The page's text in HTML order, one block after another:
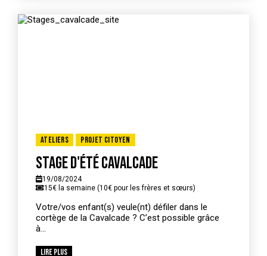
Ateliers Projet citoyen
Stage d'été Cavalcade
19/08/2024
15€ la semaine (10€ pour les frères et sœurs)
Votre/vos enfant(s) veule(nt) défiler dans le
cortège de la Cavalcade ? C’est possible grâce
à...
Lire plus